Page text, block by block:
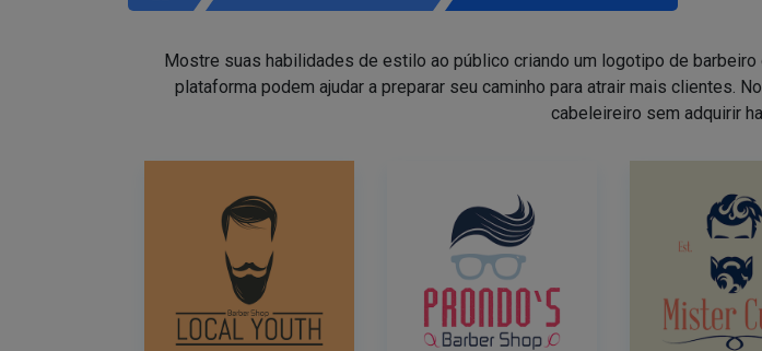
Mostre suas habilidades de estilo ao público criando um logotipo de
plataforma podem ajudar a preparar seu caminho para atrair mais clientes.
cabeleireiro sem adquirir